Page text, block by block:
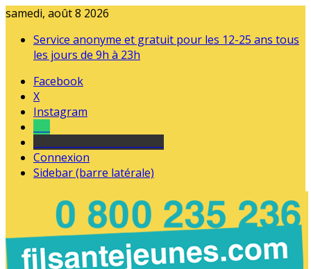
samedi, août 8 2026
Service anonyme et gratuit pour les 12-25 ans tous
les jours de 9h à 23h
Facebook
X
Instagram
Connexion
Sidebar (barre latérale)